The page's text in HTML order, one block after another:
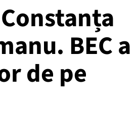
BEC a
de pe